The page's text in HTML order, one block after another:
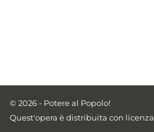
© 2026 - Potere al Popolo!
Quest'opera è distribuita con licenza